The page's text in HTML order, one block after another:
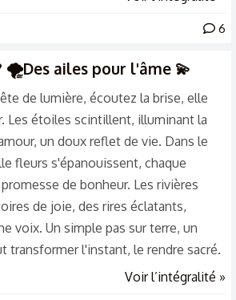
en franchir le perron ! Je vous le
n'ai pas mon pareil ! De...
6
🌪️Des ailes pour l'âme 💫
de lumière, écoutez la brise, elle
Les étoiles scintillent, illuminant la
un doux reflet de vie. Dans le
fleurs s'épanouissent, chaque
de bonheur. Les rivières
de joie, des rires éclatants,
voix. Un simple pas sur terre, un
transformer l'instant, le rendre sacré.
peut vous donner des ailes, des
Voir l’intégralité »